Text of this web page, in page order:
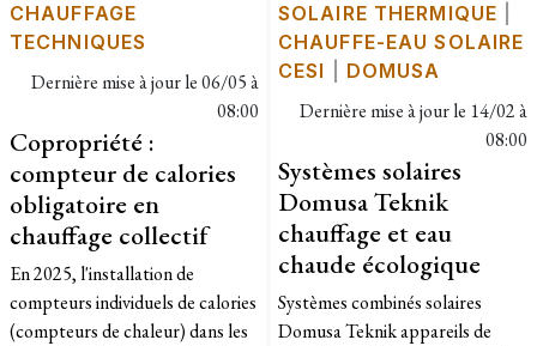
CHAUFFAGE
TECHNIQUES
Dernière mise à jour le06/05 à
08:00
Copropriété :
compteur de calories
obligatoire en
chauffage collectif
En 2025, l'installation de
compteurs individuels de calories
(compteurs de chaleur) dans les
SOLAIRE THERMIQUE
CHAUFFE-EAU SOLAIRE
CESI
DOMUSA
Dernière mise à jour le 14/02 à
08:00
Systèmes solaires
Domusa Teknik
chauffage et eau
chaude écologique
Systèmes combinés solaires
Domusa Teknik appareils de